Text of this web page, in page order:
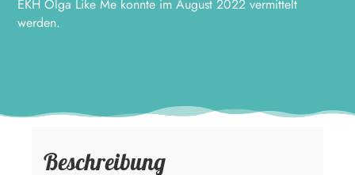
EKH Olga Like Me konnte im August 2022 vermittelt
werden.
Beschreibung